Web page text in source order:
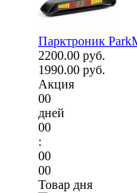
Парктроник
2200.00 руб.
1990.00 руб.
Акция
00
дней
00
:
00
00
Товар дня